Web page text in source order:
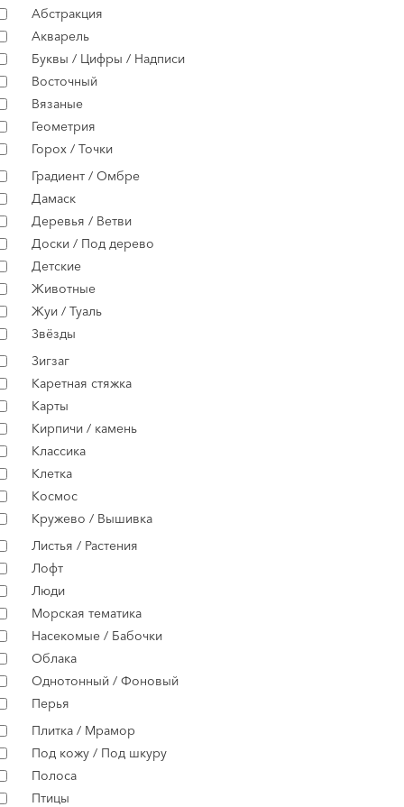
Абстракция
Акварель
Буквы / Цифры / Надписи
Восточный
Вязаные
Геометрия
Горох / Точки
Градиент / Омбре
Дамаск
Деревья / Ветви
Доски / Под дерево
Детские
Животные
Жуи / Туаль
Звёзды
Зигзаг
Каретная стяжка
Карты
Кирпичи / камень
Классика
Клетка
Космос
Кружево / Вышивка
Листья / Растения
Лофт
Люди
Морская тематика
Насекомые / Бабочки
Облака
Однотонный / Фоновый
Перья
Плитка / Мрамор
Под кожу / Под шкуру
Полоса
Птицы